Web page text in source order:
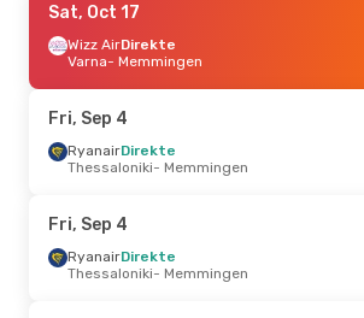
Thu, Sep 17
Wizz Air MaltaDirekte
Bukarest- Memmingen
Memmingen- Bukarest
Mon, Sep 7- Mon, Sep 14
Wizz Air Malta
Memmingen
Sat, Oct 17
Wizz AirDirekte
Varna- Memmingen
Fri, Sep 4
RyanairDirekte
Thessaloniki- Memmingen
Fri, Sep 4
RyanairDirekte
Thessaloniki- Memmingen